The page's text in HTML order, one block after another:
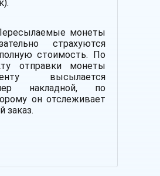
монеты
страхуются
стоимость. По
отправки монеты
высылается
накладной, по
он отслеживает
заказ.